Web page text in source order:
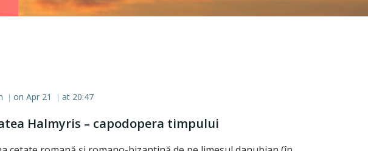
| on Apr 21 | at 20:47
Halmyris – capodopera timpului